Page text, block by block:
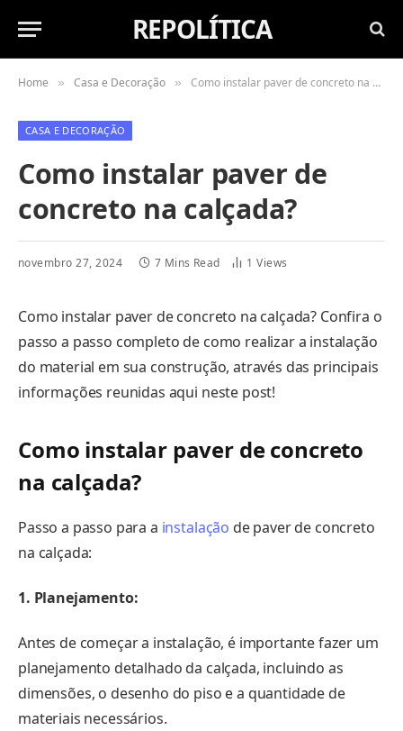
REPOLÍTICA
Home » Casa e Decoração » Como instalar paver de concreto na calçada?
CASA E DECORAÇÃO
Como instalar paver de
concreto na calçada?
novembro 27, 2024 7 Mins Read 1Views
Como instalar paver de concreto na calçada? Confira o
passo a passo completo de como realizar a instalação
do material em sua construção, através das principais
informações reunidas aqui neste post!
Como instalar paver de concreto
na calçada?
Passo a passo para a instalação de paver de concreto
na calçada:
1. Planejamento:
Antes de começar a instalação, é importante fazer um
planejamento detalhado da calçada, incluindo as
dimensões, o desenho do piso e a quantidade de
materiais necessários.